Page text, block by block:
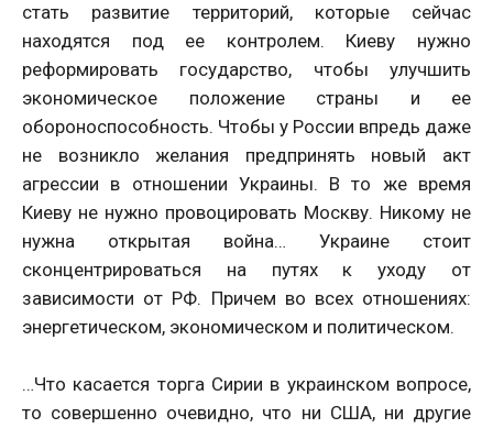
стать развитие территорий, которые сейчас
находятся под ее контролем. Киеву нужно
реформировать государство, чтобы улучшить
экономическое положение страны и ее
обороноспособность. Чтобы у России впредь даже
не возникло желания предпринять новый акт
агрессии в отношении Украины. В то же время
Киеву не нужно провоцировать Москву. Никому не
нужна открытая война… Украине стоит
сконцентрироваться на путях к уходу от
зависимости от РФ. Причем во всех отношениях:
энергетическом, экономическом и политическом.
…Что касается торга Сирии в украинском вопросе,
то совершенно очевидно, что ни США, ни другие